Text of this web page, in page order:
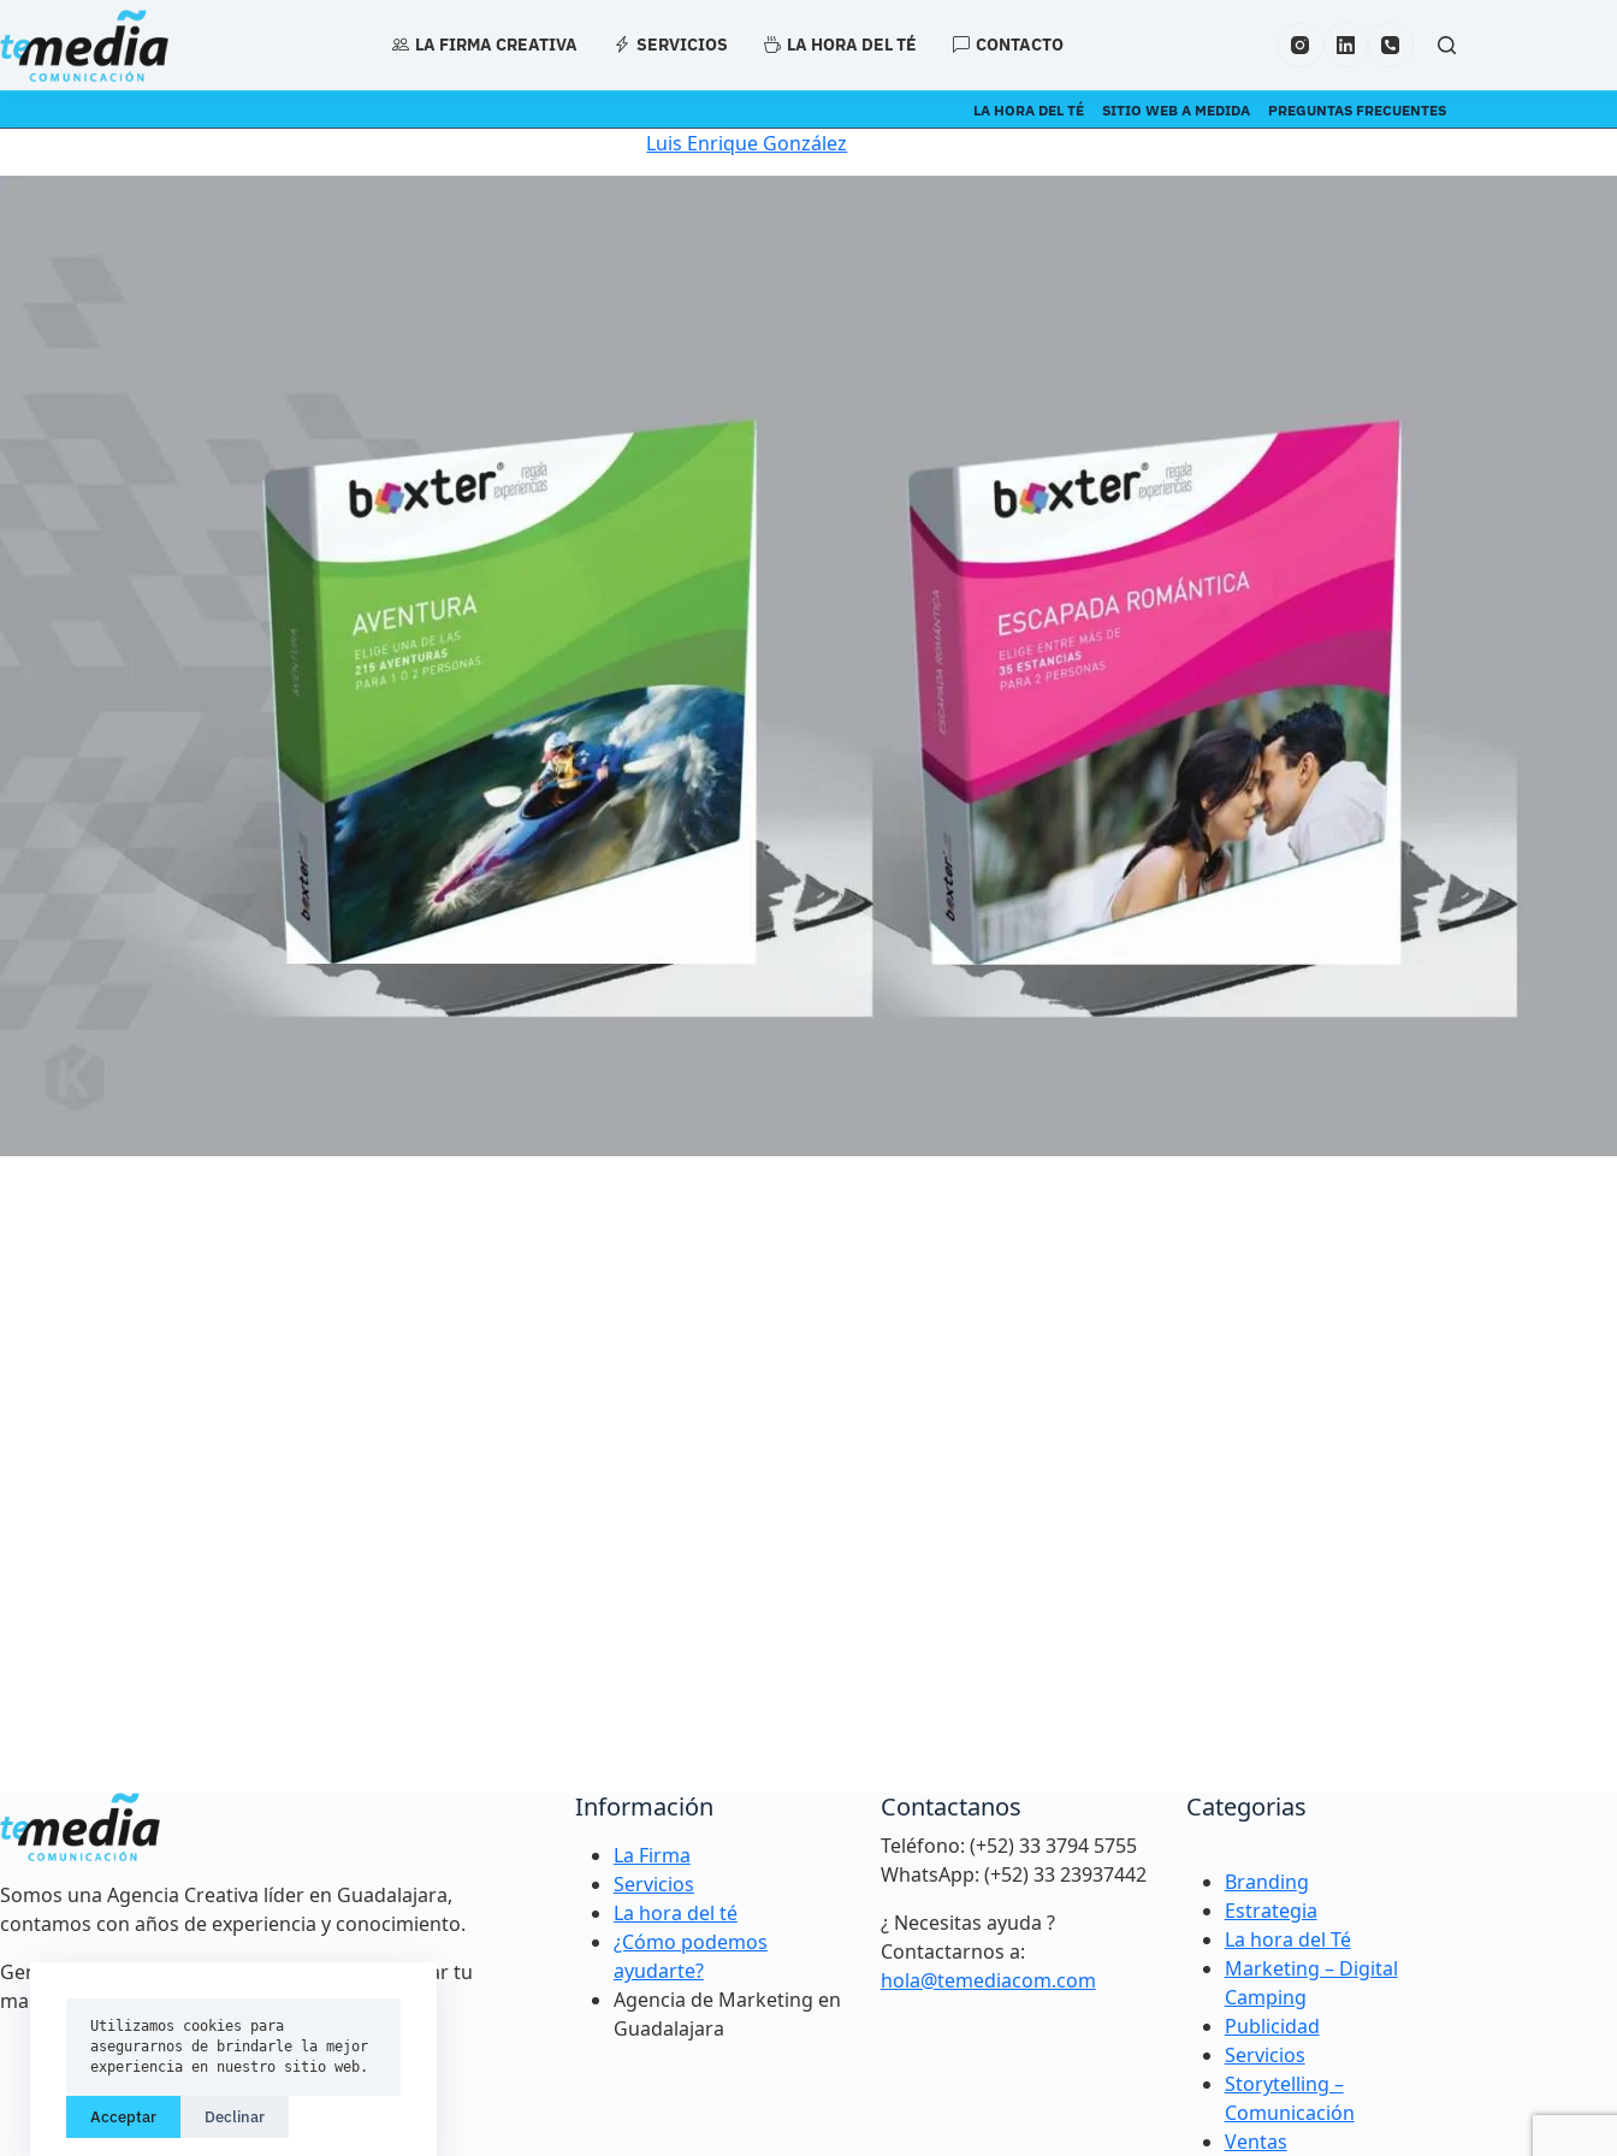
al
contenido
Utilizamos cookies para
asegurarnos de brindarle la mejor
experiencia en nuestro sitio web.
Acceptar Declinar
LA FIRMA CREATIVA SERVICIOS LA HORA DEL TÉ CONTACTO
LA HORA DEL TÉ SITIO WEB A MEDIDA PREGUNTAS FRECUENTES
Luis Enrique González
Somos una Agencia Creativa líder en Guadalajara,
contamos con años de experiencia y conocimiento.
Generamos estrategias creativas para posicionar tu
marca.
Información
La Firma
Servicios
La hora del té
¿Cómo podemos
ayudarte?
Agencia de Marketing en
Guadalajara
Contactanos
Teléfono: (+52) 33 3794 5755
WhatsApp: (+52) 33 23937442
¿ Necesitas ayuda ?
Contactarnos a:
hola@temediacom.com
Categorias
Branding
Estrategia
La hora del Té
Marketing – Digital
Camping
Publicidad
Servicios
Storytelling –
Comunicación
Ventas